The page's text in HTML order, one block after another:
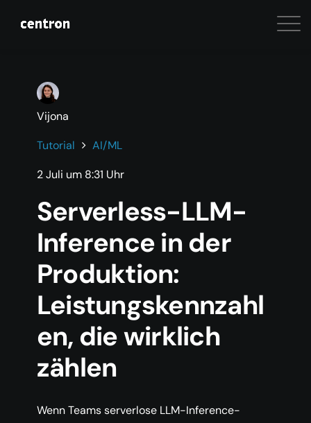
Vijona
Tutorial
AI/ML
2 Juli um 8:31 Uhr
Serverless-LLM-
Inference in der
Produktion:
Leistungskennzahl
en, die wirklich
zählen
Wenn Teams serverlose LLM-Inference-